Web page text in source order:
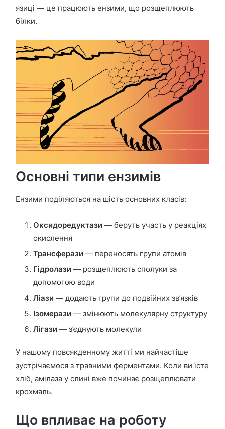
язиці — це працюють ензими, що розщеплюють
білки.
Основні типи ензимів
Ензими поділяються на шість основних класів:
Оксидоредуктази — беруть участь у реакціях
окислення
Трансферази — переносять групи атомів
Гідролази — розщеплюють сполуки за
допомогою води
Ліази — додають групи до подвійних зв’язків
Ізомерази — змінюють молекулярну структуру
Лігази — з’єднують молекули
У нашому повсякденному житті ми найчастіше
зустрічаємося з травними ферментами. Коли ви їсте
хліб, амілаза у слині вже починає розщеплювати
крохмаль.
Що впливає на роботу